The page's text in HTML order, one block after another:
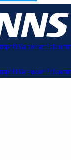
VarauksetPalkinnot
VarauksetPalkinnot